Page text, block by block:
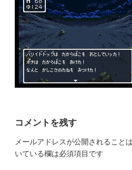
コメントを残す
メールアドレスが公開されること
いている欄は必須項目です